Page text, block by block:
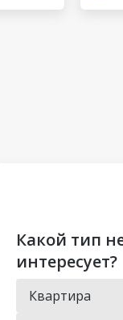
Какой тип
интересует?
Квартира